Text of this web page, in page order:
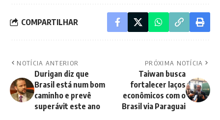
COMPARTILHAR
NOTÍCIA ANTERIOR
Durigan diz que
Brasil está num bom
caminho e prevê
superávit este ano
PRÓXIMA NOTÍCIA
Taiwan busca
fortalecer laços
econômicos com o
Brasil via Paraguai